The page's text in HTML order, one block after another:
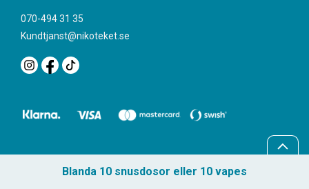
070-494 31 35
Kundtjanst@nikoteket.se
Blanda 10 snusdosor eller 10 vapes